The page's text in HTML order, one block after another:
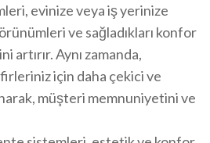
evinize veya iş yerinize
ve sağladıkları konfor
artırır. Aynı zamanda,
için daha çekici ve
müşteri memnuniyetini ve